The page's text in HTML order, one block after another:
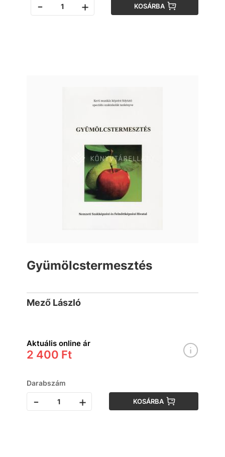
- + KOSÁRBA
Gyümölcstermesztés
Mező László
Aktuális online ár
2 400 Ft
Darabszám
- + KOSÁRBA